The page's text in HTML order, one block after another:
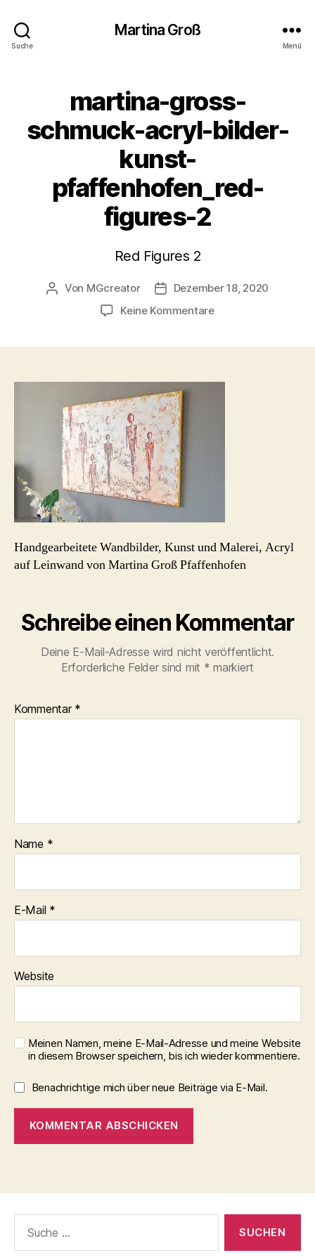
Suche
Martina Groß
Menü
martina-gross-
schmuck-acryl-bilder-
kunst-
pfaffenhofen_red-
figures-2
Red Figures 2
Beitragsautor
Von MGcreator Beitragsdatum
Dezember 18, 2020
Keine Kommentarezu
Handgearbeitete Wandbilder, Kunst und Malerei, Acryl
auf Leinwand von Martina Groß Pfaffenhofen
Schreibe einen Kommentar
Deine E-Mail-Adresse wird nicht veröffentlicht.
Erforderliche Felder sind mit * markiert
Kommentar *
Name *
E-Mail *
Website
Meinen Namen, meine E-Mail-Adresse und meine Website
in diesem Browser speichern, bis ich wieder kommentiere.
Benachrichtige mich über neue Beiträge via E-Mail.
nach: